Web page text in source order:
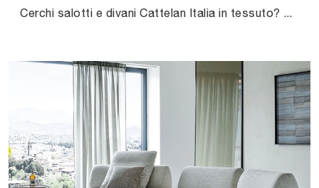
Cerchi salotti e divani Cattelan Italia in tessuto? Clicca e ottieni informazioni sul modello Ruby per spazi moderni.